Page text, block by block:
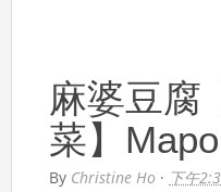
麻婆豆腐
菜】
By Christine Ho · 下午